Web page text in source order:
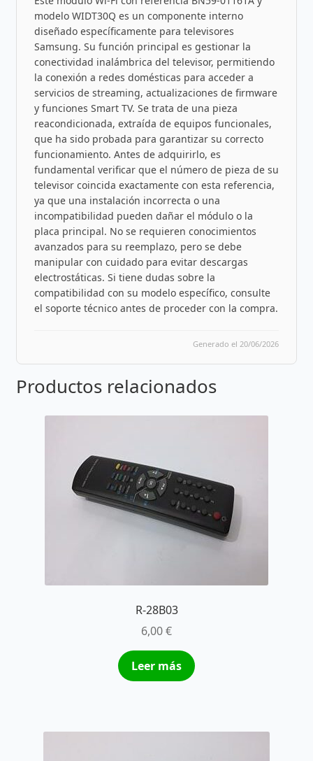
modelo WIDT30Q es un componente interno
diseñado específicamente para televisores
Samsung. Su función principal es gestionar la
conectividad inalámbrica del televisor, permitiendo
la conexión a redes domésticas para acceder a
servicios de streaming, actualizaciones de firmware
y funciones Smart TV. Se trata de una pieza
reacondicionada, extraída de equipos funcionales,
que ha sido probada para garantizar su correcto
funcionamiento. Antes de adquirirlo, es
fundamental verificar que el número de pieza de su
televisor coincida exactamente con esta referencia,
ya que una instalación incorrecta o una
incompatibilidad pueden dañar el módulo o la
placa principal. No se requieren conocimientos
avanzados para su reemplazo, pero se debe
manipular con cuidado para evitar descargas
electrostáticas. Si tiene dudas sobre la
compatibilidad con su modelo específico, consulte
el soporte técnico antes de proceder con la compra.
Generado el 20/06/2026
Productos relacionados
R-28B03
6,00€
Leer más